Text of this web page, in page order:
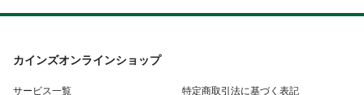
カインズオンラインショップ
サービス一覧
特定商取引法に基づく表記